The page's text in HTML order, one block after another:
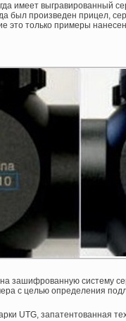
имеет выгравированный
был произведен прицел,
это только примеры
зашифрованную систему
с целью определения
UTG, запатентованная